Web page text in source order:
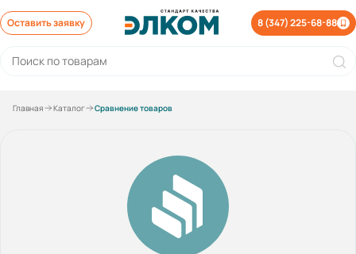
Оставить заявку 8 (347) 225-68-88
Главная Каталог Сравнение товаров